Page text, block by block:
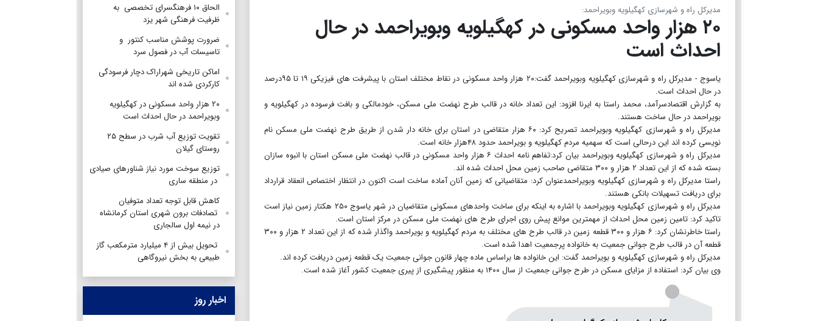
مدیرکل راه و شهرسازی کهگیلویه وبویراحمد:
۲۰ هزار واحد مسکونی در کهگیلویه وبویراحمد در حال
احداث است
یاسوج - مدیرکل راه و شهرسازی کهگیلویه وبویراحمد گفت:۲۰ هزار واحد مسکونی در نقاط مختلف استان با پیشرفت های فیزیکی ۱۹ تا ۹۵درصد
در حال احداث است.
به گزارش اقتصادسرآمد، محمد راستا به ایرنا افزود: این تعداد خانه در قالب طرح نهضت ملی مسکن، خودمالکی و بافت فرسوده در کهگیلویه و
بویراحمد در حال ساخت هستند.
مدیرکل راه و شهرسازی کهگیلویه وبویراحمد تصریح کرد: ۶۰ هزار متقاضی در استان برای خانه دار شدن از طریق طرح نهضت ملی مسکن نام
نویسی کرده اند این درحالی است که سهمیه مردم کهگیلویه و بویراحمد حدود ۴۸هزار خانه است.
مدیرکل راه و شهرسازی کهگیلویه وبویراحمد بیان کرد:تفاهم نامه احداث ۶ هزار واحد مسکونی در قالب نهضت ملی مسکن استان با انبوه سازان
بسته شده که از این تعداد ۲ هزار و ۳۰۰ متقاضی صاحب زمین محل احداث شده اند.
راستا مدیرکل راه و شهرسازی کهگیلویه وبویراحمدعنوان کرد: متقاضیانی که زمین آنان آماده ساخت است اکنون در انتظار اختصاص انعقاد قرارداد
برای دریافت تسهیلات بانکی هستند.
مدیرکل راه و شهرسازی کهگیلویه وبویراحمد با اشاره به اینکه برای ساخت واحدهای مسکونی متقاضیان در شهر یاسوج ۲۵۰ هکتار زمین نیاز است
تاکید کرد: تامین زمین محل احداث از مهمترین موانع پیش روی اجرای طرح های نهضت ملی مسکن در مرکز استان است.
راستا خاطرنشان کرد: ۶ هزار و ۳۰۰ قطعه زمین در قالب طرح های مختلف به مردم کهگیلویه و بویراحمد واگذار شده که از این تعداد ۲ هزار و ۳۰۰
قطعه آن در قالب طرح جوانی جمعیت به خانواده پرجمعیت اهدا شده است.
مدیرکل راه و شهرسازی کهگیلویه و بویراحمد گفت: این خانواده ها براساس ماده چهار قانون جوانی جمعیت یک قطعه زمین دریافت کرده اند.
وی بیان کرد: استفاده از مزایای مسکن در طرح جوانی جمعیت از سال ۱۴۰۰ به منظور پیشگیری از پیری جمعیت کشور آغاز شده است.
الحاق ۱۰ فرهنگسرای تخصصی به
ظرفیت فرهنگی شهر یزد
ضرورت پوشش مناسب کنتور و
تاسیسات آب در فصول سرد
اماکن تاریخی شهراراک دچار فرسودگی
کارکردی شده اند
۲۰ هزار واحد مسکونی در کهگیلویه
وبویراحمد در حال احداث است
تقویت توزیع آب شرب در سطح ۲۵
روستای گیلان
توزیع سوخت مورد نیاز شناورهای صیادی
در منطقه ساری
کاهش قابل توجه تعداد متوفیان
تصادفات برون شهری استان کرمانشاه
در نیمه اول سالجاری
تحویل بیش از ۴ میلیارد مترمکعب گاز
طبیعی به بخش نیروگاهی
اخبار روز